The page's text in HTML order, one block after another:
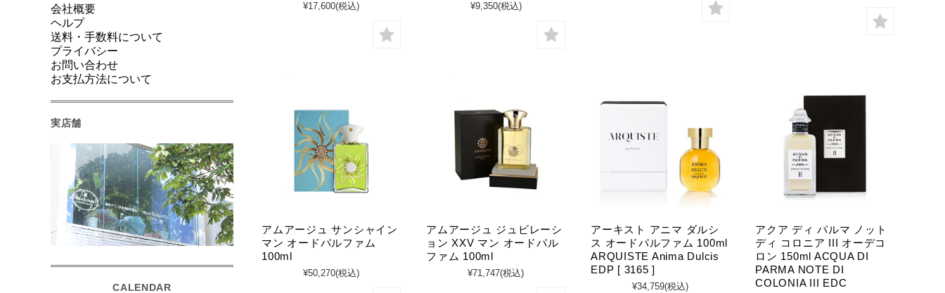
¥17,600(税込) ¥9,350(税込)
アムアージュ サンシャイン
マン オードパルファム
100ml
¥50,270(税込)
アムアージュ ジュビレーシ
ョン XXV マン オードパル
ファム 100ml
¥71,747(税込)
アーキスト アニマ ダルシ
ス オードパルファム 100ml
ARQUISTE Anima Dulcis
EDP [ 3165 ]
¥34,759(税込)
アクア ディ パルマ ノット
ディ コロニア III オーデコ
ロン 150ml ACQUA DI
PARMA NOTE DI
COLONIA III EDC
会社概要
ヘルプ
送料・手数料について
プライバシー
お問い合わせ
お支払方法について
実店舗